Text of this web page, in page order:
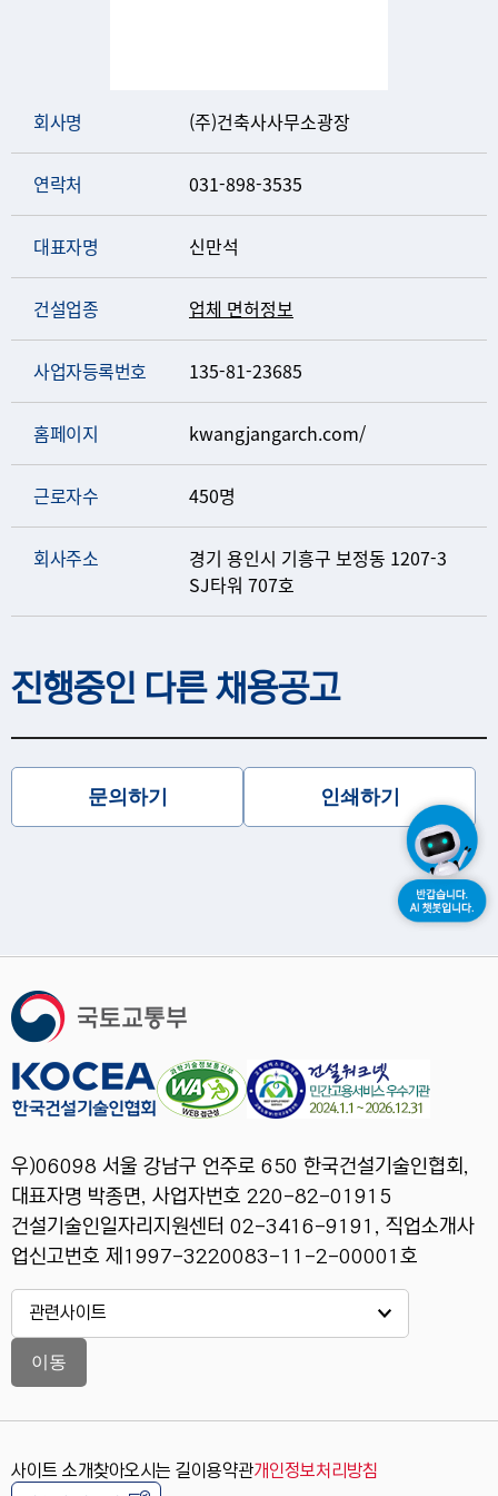
회사명 (주)건축사사무소광장
연락처 031-898-3535
대표자명 신만석
건설업종 업체 면허정보
사업자등록번호 135-81-23685
홈페이지 kwangjangarch.com/
근로자수 450명
회사주소
경기 용인시 기흥구 보정동 1207-3
SJ타워 707호
진행중인 다른 채용공고
문의하기 인쇄하기
우)06098 서울 강남구 언주로 650 한국건설기술인협회,
대표자명 박종면, 사업자번호 220-82-01915
건설기술인일자리지원센터 02-3416-9191, 직업소개사
업신고번호 제1997-3220083-11-2-00001호
이동
사이트 소개찾아오시는 길이용약관개인정보처리방침